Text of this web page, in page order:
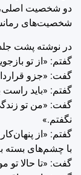
دو شخصیت اصلی،
شخصیت‌های
در نوشته پشت
گفتم: «از تو
گفت: «جزو
گفتم: «باید راست
گفت: «من تو
نگفتم.»
گفتم: «از
با چشم‌های بسته
گفت: «تا حالا تو